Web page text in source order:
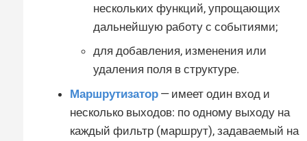
нескольких функций, упрощающих
дальнейшую работу с событиями;
для добавления, изменения или
удаления поля в структуре.
Маршрутизатор — имеет один вход и
несколько выходов: по одному выходу на
каждый фильтр (маршрут), задаваемый на